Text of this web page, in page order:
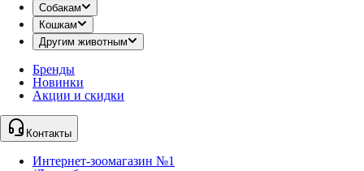
Собакам
Кошкам
Другим животным
Бренды
Новинки
Акции и скидки
Контакты
Интернет-зоомагазин №1